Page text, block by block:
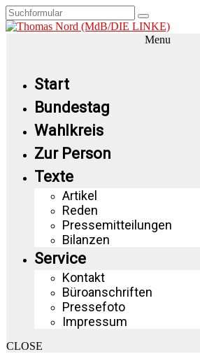
Menu
Start
Bundestag
Wahlkreis
Zur Person
Texte
Artikel
Reden
Pressemitteilungen
Bilanzen
Service
Kontakt
Büroanschriften
Pressefoto
Impressum
CLOSE